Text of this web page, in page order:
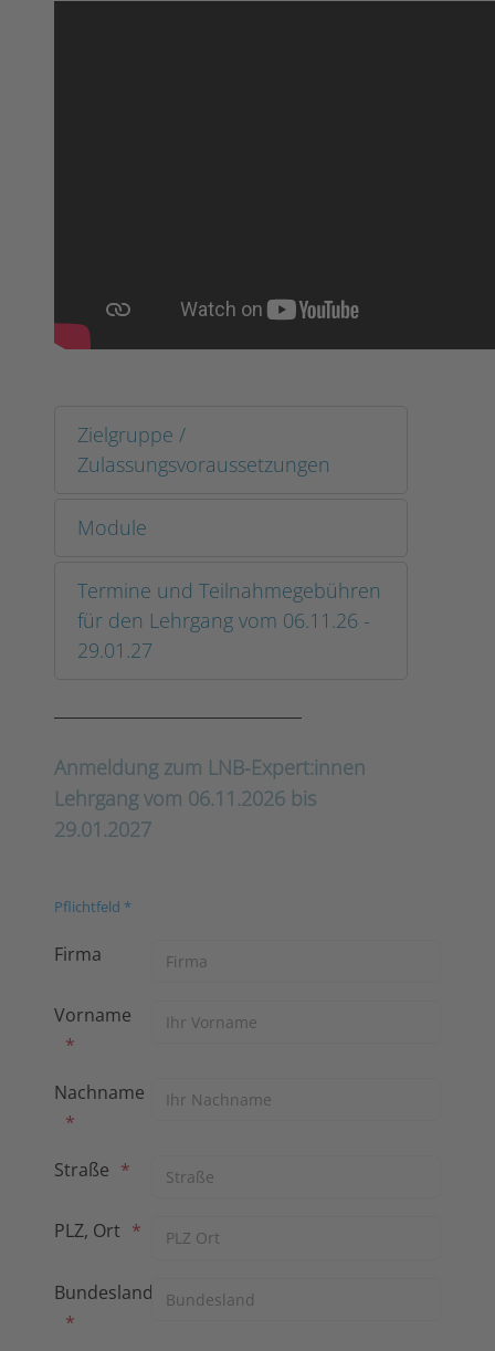
Zielgruppe /
Zulassungsvoraussetzungen
Module
Termine und Teilnahmegebühren
für den Lehrgang vom 06.11.26 -
29.01.27
Anmeldung zum LNB-Expert:innen
Lehrgang vom 06.11.2026 bis
29.01.2027
Pflichtfeld *
Firma
Vorname
Nachname
Straße
PLZ, Ort
Bundesland